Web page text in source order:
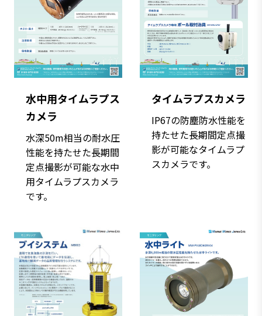
水中用タイムラプス
カメラ
水深50m相当の耐水圧
性能を持たせた長期間
定点撮影が可能な水中
用タイムラプスカメラ
です。
タイムラプスカメラ
IP67の防塵防水性能を
持たせた長期間定点撮
影が可能なタイムラプ
スカメラです。